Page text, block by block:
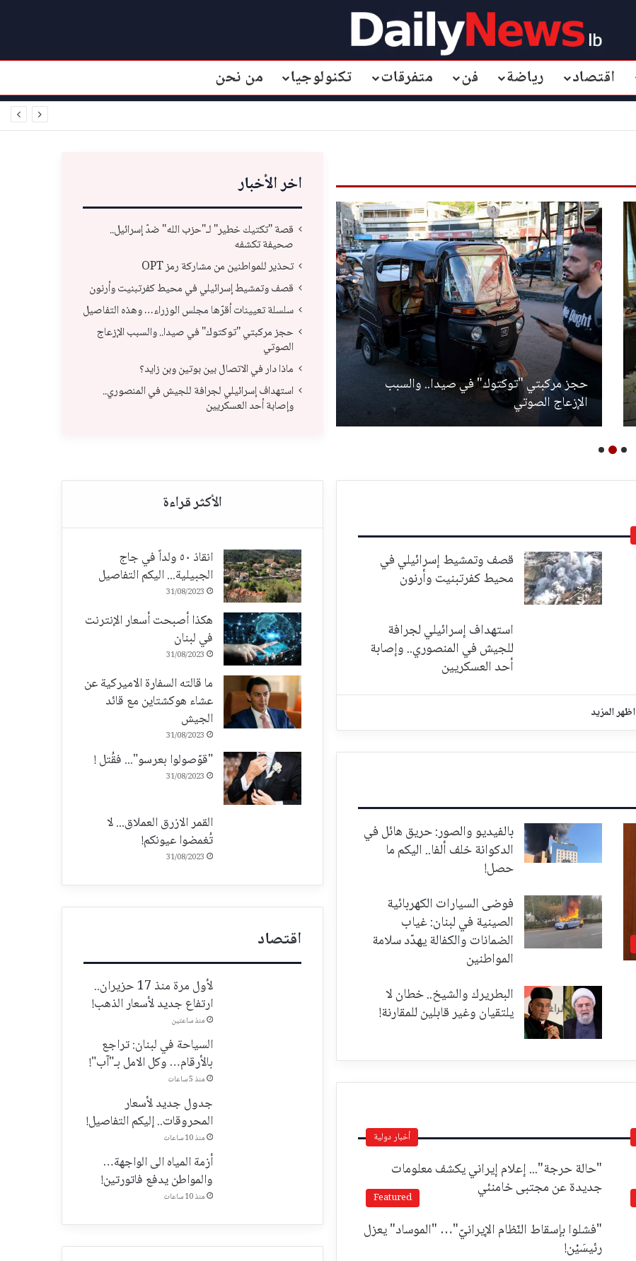
اقتصاد رياضة فن متفرقات تكنولوجيا من نحن
حجز مركبتي "توكتوك" في صيدا.. والسبب
الإزعاج الصوتي
ماذا دار في الاتصال بين بوتين وبن زايد؟
اخر الأخبار
قصة "تكتيك خطير" لـ"حزب الله" ضدّ إسرائيل..
صحيفة تكشفه
تحذير للمواطنين من مشاركة رمز OPT
قصف وتمشيط إسرائيلي في محيط كفرتبنيت وأرنون
سلسلة تعيينات أقرّها مجلس الوزراء… وهذه التفاصيل
حجز مركبتي "توكتوك" في صيدا.. والسبب الإزعاج
الصوتي
ماذا دار في الاتصال بين بوتين وبن زايد؟
استهداف إسرائيلي لجرافة للجيش في المنصوري..
وإصابة أحد العسكريين
قصف وتمشيط إسرائيلي في
محيط كفرتبنيت وأرنون
استهداف إسرائيلي لجرافة
للجيش في المنصوري.. وإصابة
أحد العسكريين
اظهر المزيد
بالفيديو والصور: حريق هائل في
الدكوانة خلف ألفا.. اليكم ما
حصل!
فوضى السيارات الكهربائية
الصينية في لبنان: غياب
الضمانات والكفالة يهدّد سلامة
المواطنين
البطريرك والشيخ.. خطان لا
يلتقيان وغير قابلين للمقارنة!
أخبار دولية
"حالة حرجة"... إعلام إيراني يكشف معلومات
جديدة عن مجتبى خامنئي
Featured
"فشلوا بإسقاط النّظام الإيرانيّ"… "الموساد" يعزل
رئيسَيْن!
انقاذ ٥٠ ولداً في جاج
الجبيلية... اليكم التفاصيل
31/08/2023
هكذا أصبحت أسعار الإنترنت
في لبنان
31/08/2023
ما قالته السفارة الاميركية عن
عشاء هوكشتاين مع قائد
الجيش
31/08/2023
"قوّصولوا بعرسو"... فقُتل !
31/08/2023
القمر الازرق العملاق... لا
تُغمضوا عيونكم!
31/08/2023
اقتصاد
لأول مرة منذ 17 حزيران..
ارتفاع جديد لأسعار الذهب!
منذ ساعتين
السياحة في لبنان: تراجع
بالأرقام… وكل الامل بـ"آب"!
منذ 5 ساعات
جدول جديد لأسعار
المحروقات.. إليكم التفاصيل!
منذ 10 ساعات
أزمة المياه الى الواجهة…
والمواطن يدفع فاتورتين!
منذ 10 ساعات